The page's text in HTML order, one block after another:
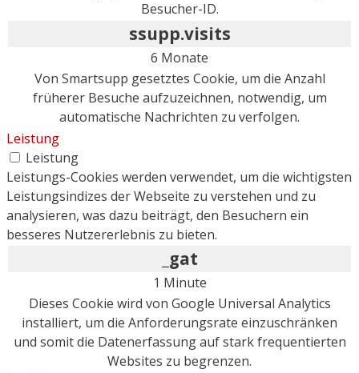
Besucher-ID.
ssupp.visits
6 Monate
Von Smartsupp gesetztes Cookie, um die Anzahl
früherer Besuche aufzuzeichnen, notwendig, um
automatische Nachrichten zu verfolgen.
Leistung
Leistung
Leistungs-Cookies werden verwendet, um die wichtigsten
Leistungsindizes der Webseite zu verstehen und zu
analysieren, was dazu beiträgt, den Besuchern ein
besseres Nutzererlebnis zu bieten.
_gat
1 Minute
Dieses Cookie wird von Google Universal Analytics
installiert, um die Anforderungsrate einzuschränken
und somit die Datenerfassung auf stark frequentierten
Websites zu begrenzen.